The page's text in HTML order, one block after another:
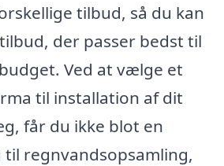
tilbud, så du kan
der passer bedst til
Ved at vælge et
til installation af dit
får du ikke blot en
regnvandsopsamling,